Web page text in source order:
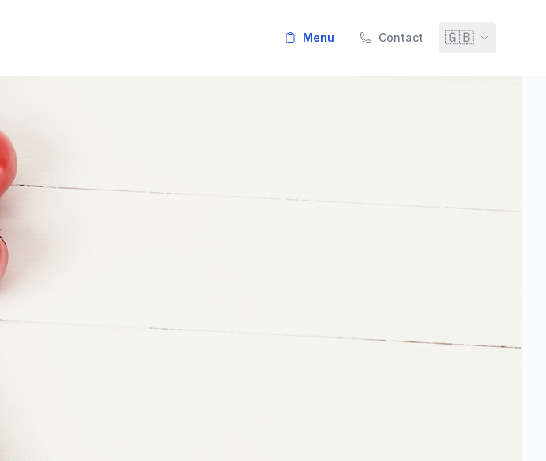
menu Contact 🇬🇧